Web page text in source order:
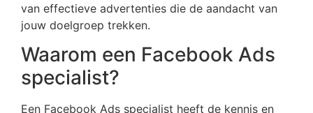
van effectieve advertenties die de aandacht van
jouw doelgroep trekken.
Waarom een Facebook Ads
specialist?
Een Facebook Ads specialist heeft de kennis en